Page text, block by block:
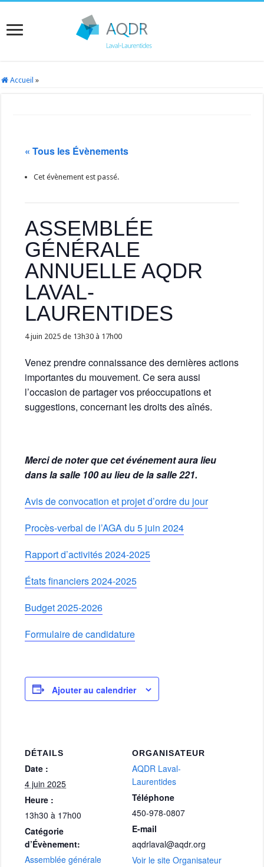
Accueil »
« Tous les Évènements
Cet évènement est passé.
ASSEMBLÉE
GÉNÉRALE
ANNUELLE AQDR
LAVAL-
LAURENTIDES
4 juin 2025 de 13h30 à 17h00
Venez prendre connaissance des dernières actions
importantes du mouvement. Ce sera aussi
l’occasion de partager vos préoccupations et
suggestions, concernant les droits des aînés.
Merci de noter que cet événement aura lieu
dans la salle 100 au lieu de la salle 221.
Avis de convocation et projet d’ordre du jour
Procès-verbal de l’AGA du 5 juin 2024
Rapport d’activités 2024-2025
États financiers 2024-2025
Budget 2025-2026
Formulaire de candidature
Ajouter au calendrier
DÉTAILS
Date :
4 juin 2025
Heure :
13h30 à 17h00
Catégorie
d’Évènement:
Assemblée générale
ORGANISATEUR
AQDR Laval-
Laurentides
Téléphone
450-978-0807
E-mail
aqdrlaval@aqdr.org
Voir le site Organisateur